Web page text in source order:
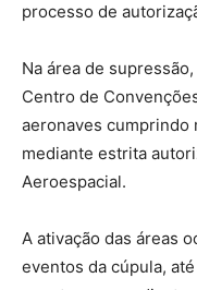
processo de
Na área de
Centro de
aeronaves cumprindo
mediante estrita
Aeroespacial.
A ativação das áreas
eventos da cúpula,